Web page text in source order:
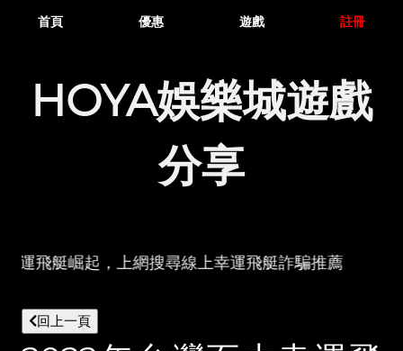
首頁 優惠 遊戲 註冊
HOYA娛樂城遊戲
分享
，上網搜尋線上幸運飛艇詐騙推薦，琳瑯滿目
回上一頁